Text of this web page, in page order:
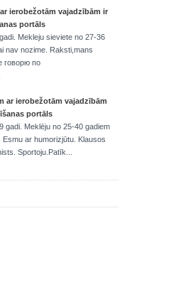
ierobežotām vajadzībām ir
portāls
Mekleju sieviete no 27-36
nav nozime. Raksti,mans
говорю по
ar ierobežotām vajadzībām
portāls
gadi. Meklēju no 25-40 gadiem
ar humorizjūtu. Klausos
Sportoju.Patīk...